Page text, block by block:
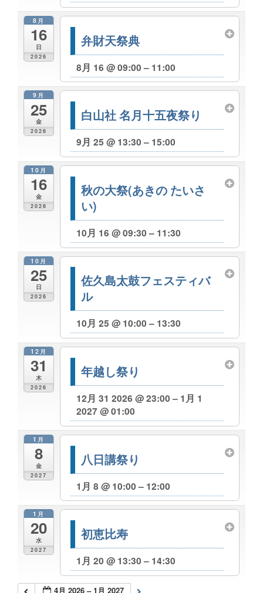
8月
16
日
2026
弁財天祭典
8月 16 @ 09:00 – 11:00
9月
25
金
2026
白山社 名月十五夜祭り
9月 25 @ 13:30 – 15:00
10月
16
金
2026
秋の大祭(あきの たいさ
い)
10月 16 @ 09:30 – 11:30
10月
25
日
2026
佐久島太鼓フェスティバ
ル
10月 25 @ 10:00 – 13:30
12月
31
木
2026
年越し祭り
12月 31 2026 @ 23:00 – 1月 1
2027 @ 01:00
1月
8
金
2027
八日講祭り
1月 8 @ 10:00 – 12:00
1月
20
水
2027
初恵比寿
1月 20 @ 13:30 – 14:30
4月 2026 – 1月 2027